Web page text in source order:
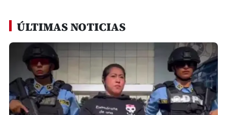
ÚLTIMAS NOTICIAS